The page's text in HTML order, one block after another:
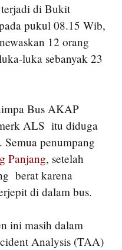
terjadi di Bukit
pukul 08.15 Wib,
12 orang
luka sebanyak 23
Bus AKAP
ALS itu diduga
penumpang
Panjang, setelah
berat karena
di dalam bus.
ini masih dalam
Analysis (TAA)